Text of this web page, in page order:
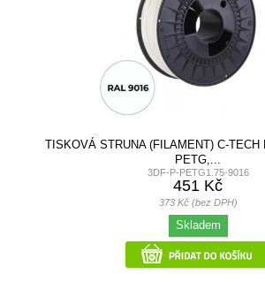
TISKOVÁ STRUNA (FILAMENT) C-TECH
PETG,...
3DF-P-PETG1.75-9016
451 Kč
373 Kč (bez DPH)
Skladem